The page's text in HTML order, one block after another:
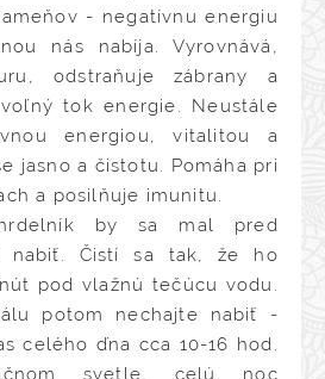
- negatívnu energiu
nás nabíja. Vyrovnává,
odstraňuje zábrany a
tok energie. Neustále
energiou, vitalitou a
jasno a čistotu. Pomáha pri
a posilňuje imunitu.
by sa mal pred
nabiť. Čistí sa tak, že ho
pod vlažnú tečúcu vodu.
potom nechajte nabiť -
celého ďna cca 10-16 hod.
svetle, celú noc